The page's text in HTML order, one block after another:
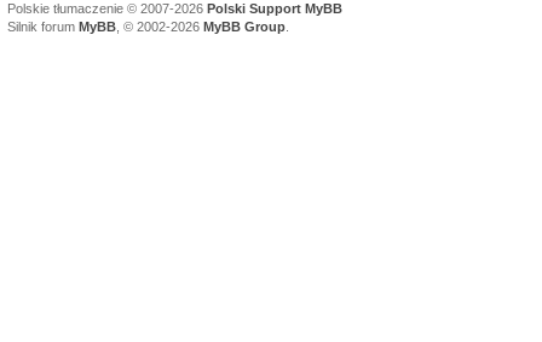
Polskie tłumaczenie © 2007-2026 Polski Support MyBB
Silnik forum MyBB , © 2002-2026 MyBB Group